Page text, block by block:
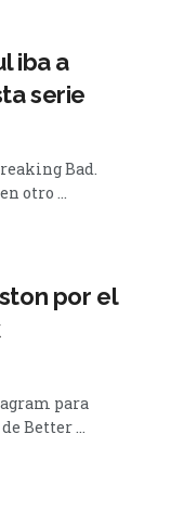
iba a
serie
Bad.
otro ...
por el
para
Better ...